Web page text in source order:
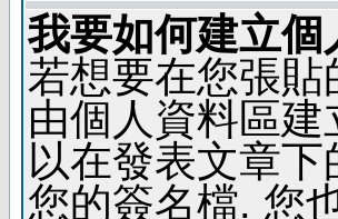
我要如何建立
若想要在您張
由個人資料區
以在發表文章
您的簽名檔. 您